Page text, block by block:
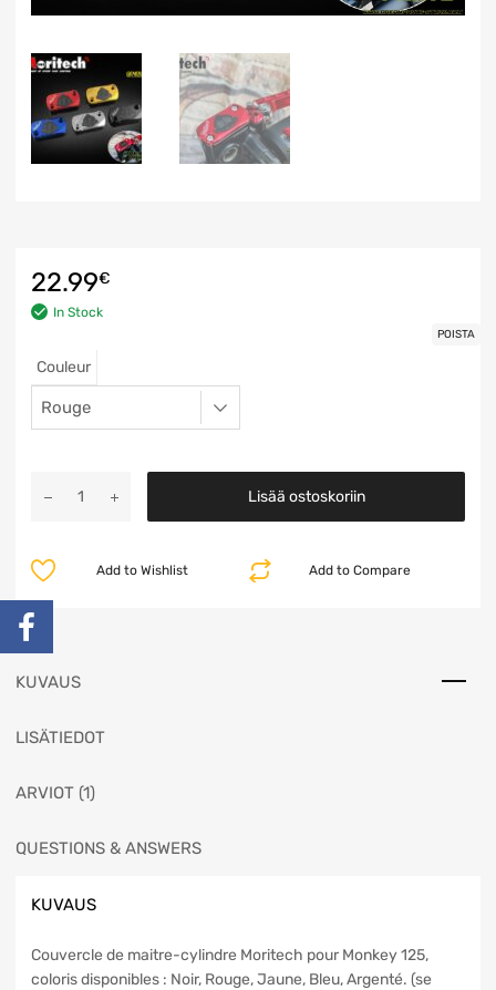
22.99€
In Stock
Couleur
POISTA
Lisää ostoskoriin
Add to Compare
Add to Wishlist
KUVAUS
LISÄTIEDOT
ARVIOT (1)
QUESTIONS & ANSWERS
KUVAUS
Couvercle de maitre-cylindre Moritech pour Monkey 125,
coloris disponibles : Noir, Rouge, Jaune, Bleu, Argenté. (se